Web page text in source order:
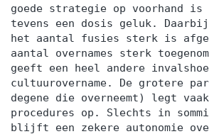
goede strategie op voorhand
tevens een dosis geluk.
het aantal fusies sterk is
aantal overnames sterk
geeft een heel andere
cultuurovername. De grotere
degene die overneemt) legt
procedures op. Slechts in
blijft een zekere autonomie